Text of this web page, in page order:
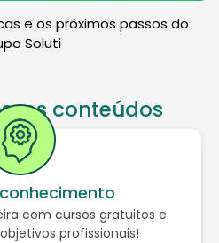
e os próximos passos do
Soluti
conteúdos
com cursos gratuitos e
profissionais!